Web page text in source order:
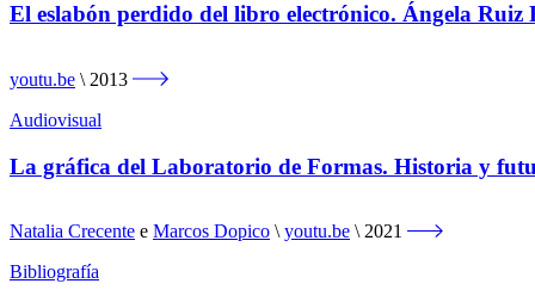
El eslabón perdido del libro electrónico. Ángela Ruiz
youtu.be
2013
Audiovisual
La gráfica del Laboratorio de Formas. Historia y
Natalia Crecente e Marcos Dopico youtu.be
2021
Bibliografía